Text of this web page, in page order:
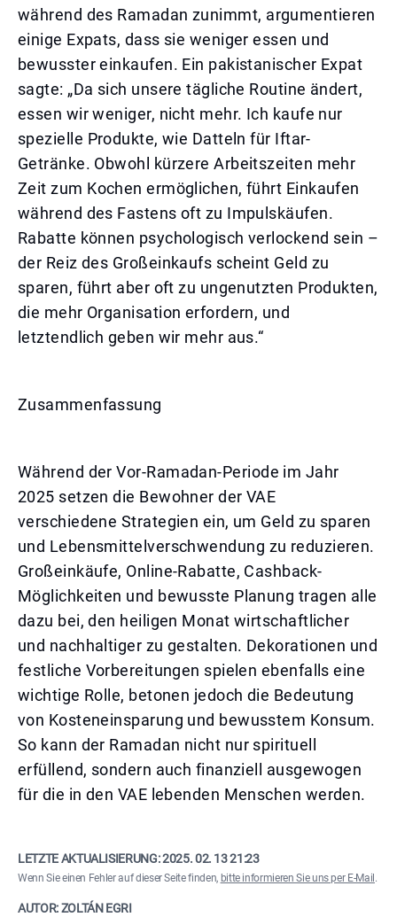
während des Ramadan zunimmt, argumentieren
einige Expats, dass sie weniger essen und
bewusster einkaufen. Ein pakistanischer Expat
sagte: „Da sich unsere tägliche Routine ändert,
essen wir weniger, nicht mehr. Ich kaufe nur
spezielle Produkte, wie Datteln für Iftar-
Getränke. Obwohl kürzere Arbeitszeiten mehr
Zeit zum Kochen ermöglichen, führt Einkaufen
während des Fastens oft zu Impulskäufen.
Rabatte können psychologisch verlockend sein –
der Reiz des Großeinkaufs scheint Geld zu
sparen, führt aber oft zu ungenutzten Produkten,
die mehr Organisation erfordern, und
letztendlich geben wir mehr aus.“
Zusammenfassung
Während der Vor-Ramadan-Periode im Jahr
2025 setzen die Bewohner der VAE
verschiedene Strategien ein, um Geld zu sparen
und Lebensmittelverschwendung zu reduzieren.
Großeinkäufe, Online-Rabatte, Cashback-
Möglichkeiten und bewusste Planung tragen alle
dazu bei, den heiligen Monat wirtschaftlicher
und nachhaltiger zu gestalten. Dekorationen und
festliche Vorbereitungen spielen ebenfalls eine
wichtige Rolle, betonen jedoch die Bedeutung
von Kosteneinsparung und bewusstem Konsum.
So kann der Ramadan nicht nur spirituell
erfüllend, sondern auch finanziell ausgewogen
für die in den VAE lebenden Menschen werden.
LETZTE AKTUALISIERUNG:2025. 02. 13 21:23
Wenn Sie einen Fehler auf dieser Seite finden, bitte informieren Sie uns per E-Mail .
AUTOR: ZOLTÁN EGRI